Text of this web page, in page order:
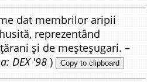
dat membrilor aripii
reprezentând
și de meșteșugari. –
DEX '98 ) Copy to clipboard